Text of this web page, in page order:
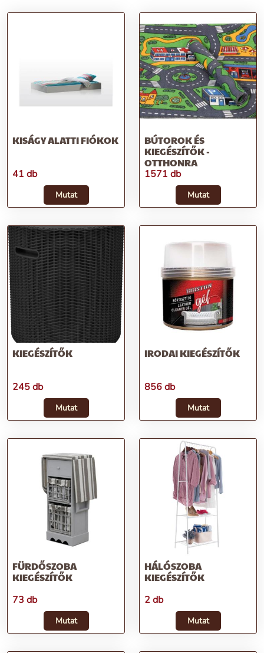
KISÁGY ALATTI FIÓKOK
41 db
Mutat
BÚTOROK ÉS
KIEGÉSZÍTŐK -
OTTHONRA
1571 db
Mutat
KIEGÉSZÍTŐK
245 db
Mutat
IRODAI KIEGÉSZÍTŐK
856 db
Mutat
FÜRDŐSZOBA
KIEGÉSZÍTŐK
73 db
Mutat
HÁLÓSZOBA
KIEGÉSZÍTŐK
2 db
Mutat